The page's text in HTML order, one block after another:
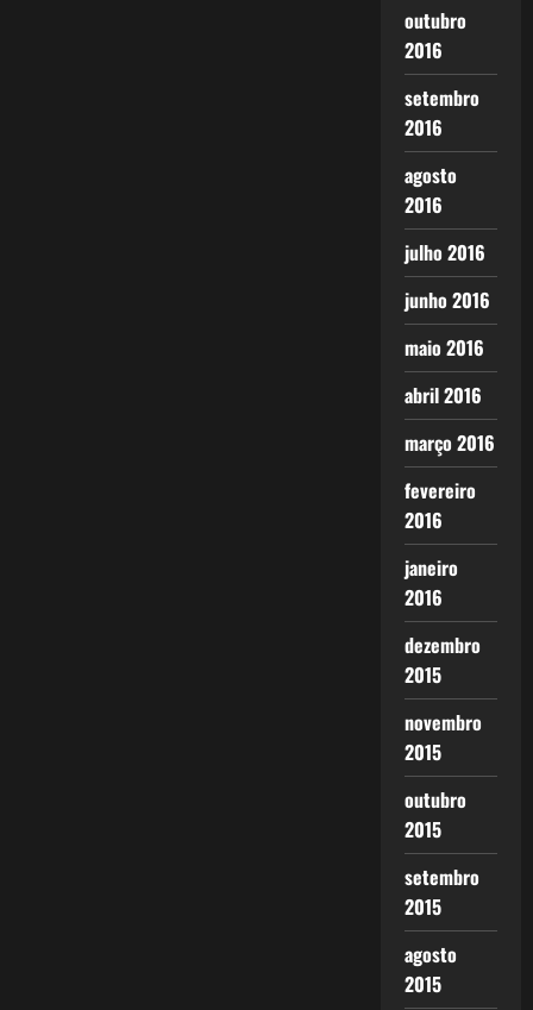
outubro
2016
setembro
2016
agosto
2016
julho 2016
junho 2016
maio 2016
abril 2016
março 2016
fevereiro
2016
janeiro
2016
dezembro
2015
novembro
2015
outubro
2015
setembro
2015
agosto
2015